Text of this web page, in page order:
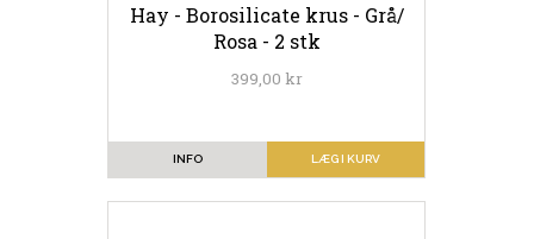
Hay - Borosilicate krus - Grå/
Rosa - 2 stk
399,00 kr
LÆG I KURV
INFO